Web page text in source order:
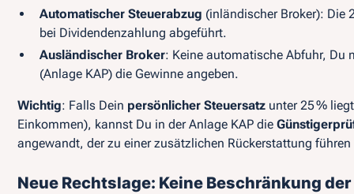
Automatischer Steuerabzug (inländischer Broker): Die
bei Dividendenzahlung abgeführt.
Ausländischer Broker: Keine automatische Abfuhr, Du
(Anlage KAP) die Gewinne angeben.
Wichtig: Falls Dein persönlicher Steuersatz unter 25 %
Einkommen), kannst Du in der Anlage KAP die
angewandt, der zu einer zusätzlichen Rückerstattung
Neue Rechtslage: Keine Beschränkung